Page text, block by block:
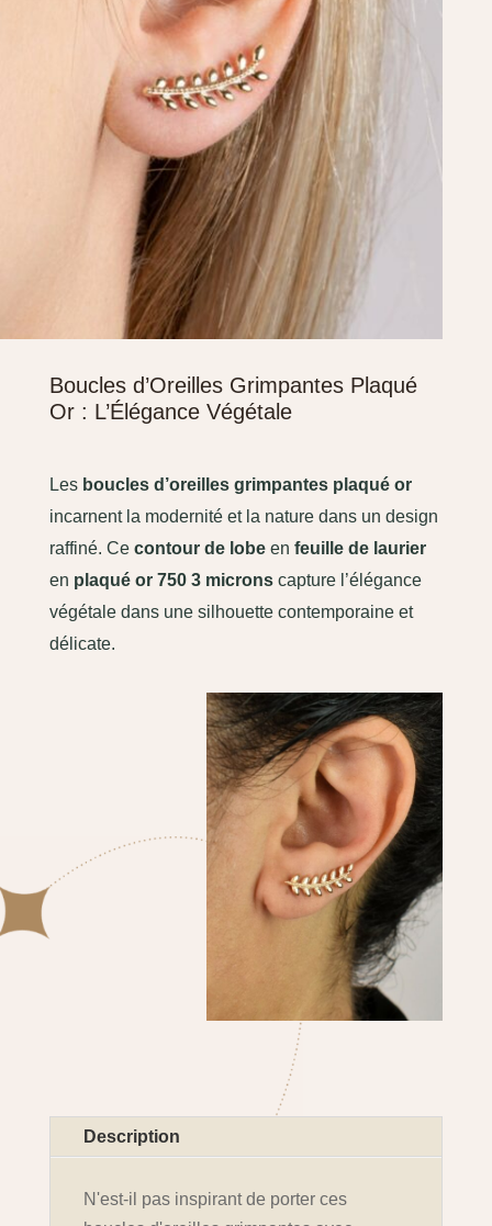
Boucles d’Oreilles Grimpantes Plaqué
Or : L’Élégance Végétale
Les boucles d’oreilles grimpantes plaqué or
incarnent la modernité et la nature dans un design
raffiné. Ce contour de lobeen feuille de laurier
en plaqué or 750 3 micronscapture l’élégance
végétale dans une silhouette contemporaine et
délicate.
Description
N'est-il pas inspirant de porter ces